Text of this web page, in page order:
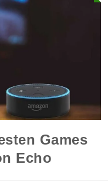
Games
Echo